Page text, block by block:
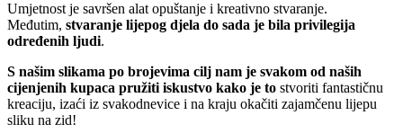
Umjetnost je savršen alat opuštanje i kreativno stvaranje.
Međutim, stvaranje lijepog djela do sada je bila privilegija
određenih ljudi.
S našim slikama po brojevima cilj nam je svakom od naših
cijenjenih kupaca pružiti iskustvo kako je to stvoriti fantastičnu
kreaciju, izaći iz svakodnevice i na kraju okačiti zajamčenu lijepu
sliku na zid!